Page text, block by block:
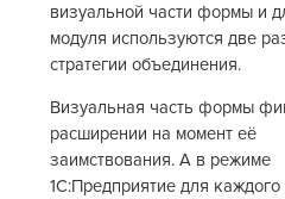
визуальной части формы и
модуля используются две
стратегии объединения.
Визуальная часть формы
расширении на момент её
заимствования. А в режиме
1С:Предприятие для каждого